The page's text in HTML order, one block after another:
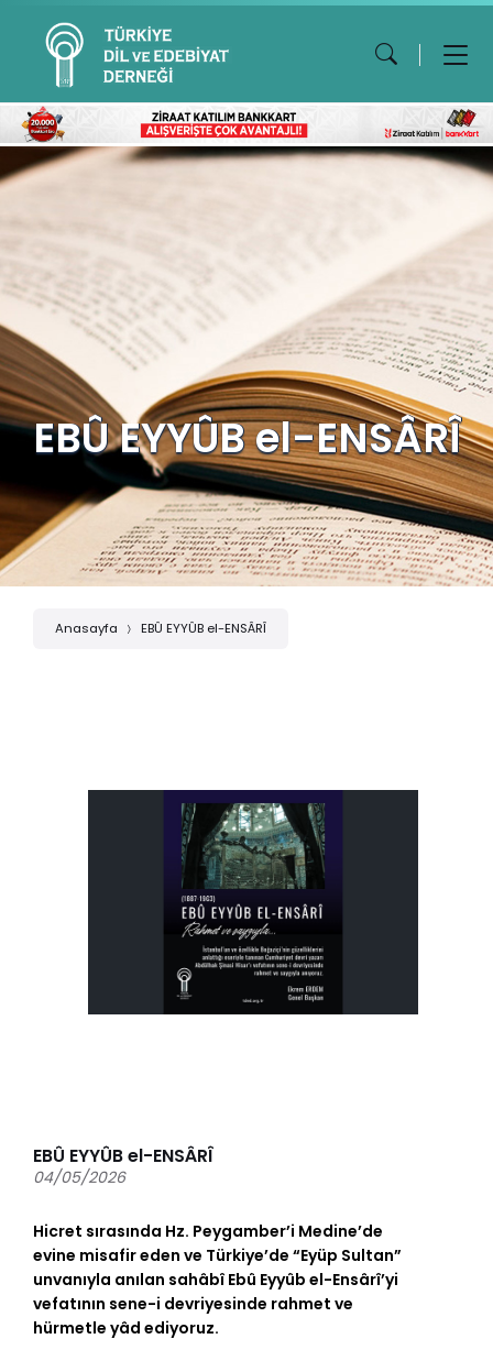
EBÛ EYYÛB el-ENSÂRÎ
Anasayfa EBÛ EYYÛB el-ENSÂRÎ
EBÛ EYYÛB el-ENSÂRÎ
04/05/2026
Hicret sırasında Hz. Peygamber’i Medine’de
evine misafir eden ve Türkiye’de “Eyüp Sultan”
unvanıyla anılan sahâbî Ebû Eyyûb el-Ensârî’yi
vefatının sene-i devriyesinde rahmet ve
hürmetle yâd ediyoruz.